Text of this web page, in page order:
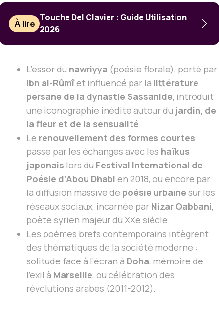
À lire
Touche Del Clavier : Guide Utilisation
2026
L’essor du nawriyya (poésie florale), porté par
Ibn al-Rûmîet influencé par la littérature
persane de la dynastie Sassanide, introduit
une iconographie inédite autour du jardin, de
la fleur et de la sensualité.
Le renouvellement des formes courtes
passe par les échanges avec les haïkus
japonais lors du Festival International de
Poésie d’Abou Dhabi en 2018, ou encore par
la diffusion massive de poésie urbaine sur les
réseaux sociaux, incarnée par Nizar Qabbani,
poète syrien majeur du XXe siècle.
Les poèmes brefs contemporains intègrent
des thématiques de la société moderne :
solitude face à l’écran à Doha, mémoire de
l’exil à Marseille, ou célébration des
révolutions arabes (2011-2012).